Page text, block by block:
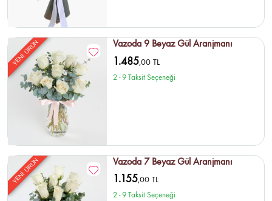
YENİ ÜRÜN Vazoda 9 Beyaz Gül Aranjmanı
1.485,00 TL
2 - 9 Taksit Seçeneği
YENİ ÜRÜN Vazoda 7 Beyaz Gül Aranjmanı
1.155,00 TL
2 - 9 Taksit Seçeneği